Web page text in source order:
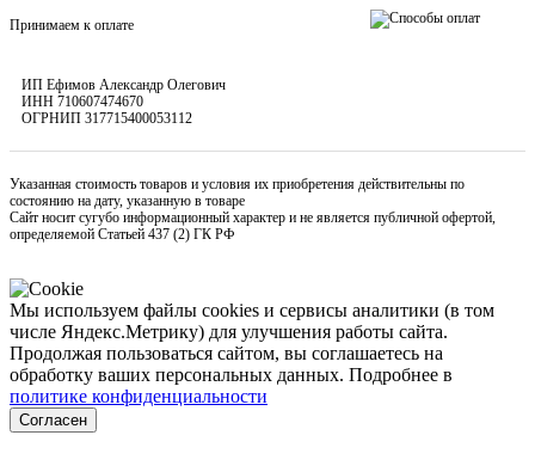
Принимаем к оплате
ИП Ефимов Александр Олегович
ИНН 710607474670
ОГРНИП 317715400053112
Указанная стоимость товаров и условия их приобретения действительны по
состоянию на дату, указанную в товаре
Сайт носит сугубо информационный характер и не является публичной офертой,
определяемой Статьей 437 (2) ГК РФ
Мы используем файлы cookies и сервисы аналитики (в том
числе Яндекс.Метрику) для улучшения работы сайта.
Продолжая пользоваться сайтом, вы соглашаетесь на
обработку ваших персональных данных. Подробнее в
политике конфиденциальности
Согласен